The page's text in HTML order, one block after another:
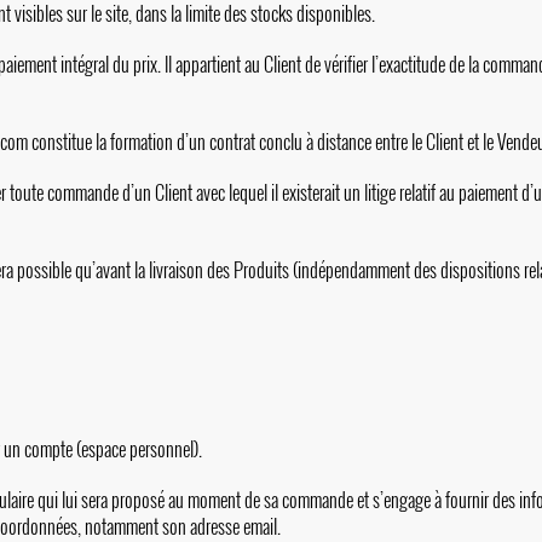
visibles sur le site, dans la limite des stocks disponibles.
intégral du prix. Il appartient au Client de vérifier l’exactitude de la
constitue la formation d’un contrat conclu à distance entre le Client et le
toute commande d’un Client avec lequel il existerait un litige relatif au paiement
possible qu’avant la livraison des Produits (indépendamment des dispositions
compte (espace personnel).
qui lui sera proposé au moment de sa commande et s’engage à fournir des
notamment son adresse email.